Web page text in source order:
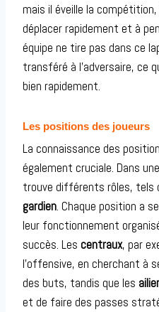
mais il éveille la
déplacer rapidement et à
équipe ne tire pas dans ce
transféré à l’adversaire, ce
bien rapidement.
Les positions des joueurs
La connaissance des
également cruciale. Dans
trouve différents rôles, tels
gardien. Chaque position a
leur fonctionnement
succès. Les centraux, par
l’offensive, en cherchant à
des buts, tandis que les
et de faire des passes